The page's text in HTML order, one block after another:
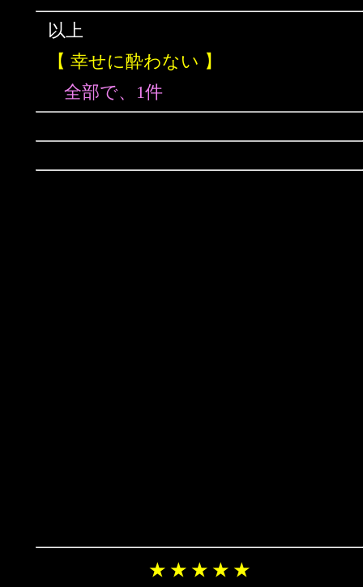
以上
【 幸せに酔わない 】
全部で、1件
★ ★ ★ ★ ★